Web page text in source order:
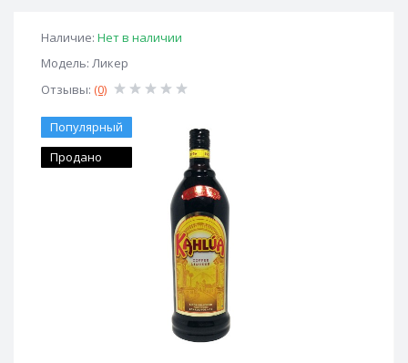
Наличие: Нет в наличии
Модель: Ликер
Отзывы: (0)
Популярный
Продано